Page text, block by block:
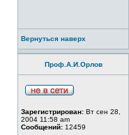
Вернуться наверх
Проф.А.И.Орлов
Зарегистрирован: Вт сен 28,
2004 11:58 am
Сообщений: 12459